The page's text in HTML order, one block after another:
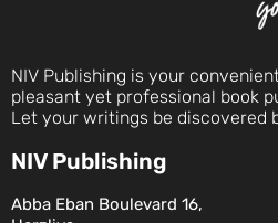
NIV Publishing is your
pleasant yet professional book
Let your writings be discovered
NIV Publishing
Abba Eban Boulevard 16,